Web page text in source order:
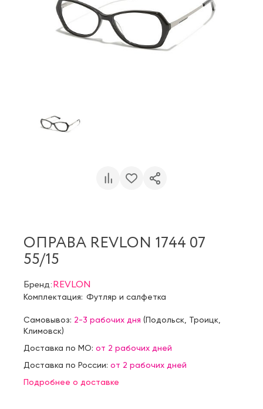
ОПРАВА REVLON 1744 07
55/15
Бренд:REVLON
Комплектация: Футляр и салфетка
Самовывоз: 2-3 рабочих дня (Подольск Троицк
Климовск)
Доставка по МО: от 2 рабочих дней
Доставка по России: от 2 рабочих дней
Подробнее о доставке